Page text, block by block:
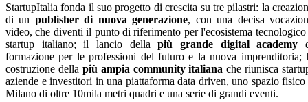
StartupItalia fonda il suo progetto di crescita su tre pilastri: la
di un publisher di nuova generazione, con una decisa
video, che diventi il punto di riferimento per l'ecosistema tecnologico
startup italiano; il lancio dellapiù grande digital academy
formazione per le professioni del futuro e la nuova imprenditoria;
costruzione della più ampia community italiana che riunisca
aziende e investitori in una piattaforma data driven, uno spazio fisico
Milano di oltre 10mila metri quadri e una serie di grandi eventi.